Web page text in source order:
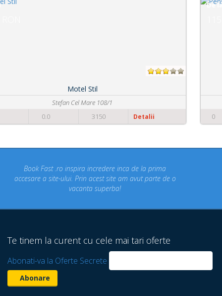
De la
Pensiunea Brise
Strada Principala nr. 972
3168
Concediul nostru rezervat prin site-ul BookFast.ro a fost
un concediu de vis. Am vizitat locuri din Romania
despre care nu stiam ca exista! Multumim Book Fast!
Te tinem la curent cu cele mai tari oferte
Abonati-va la Oferte Secrete